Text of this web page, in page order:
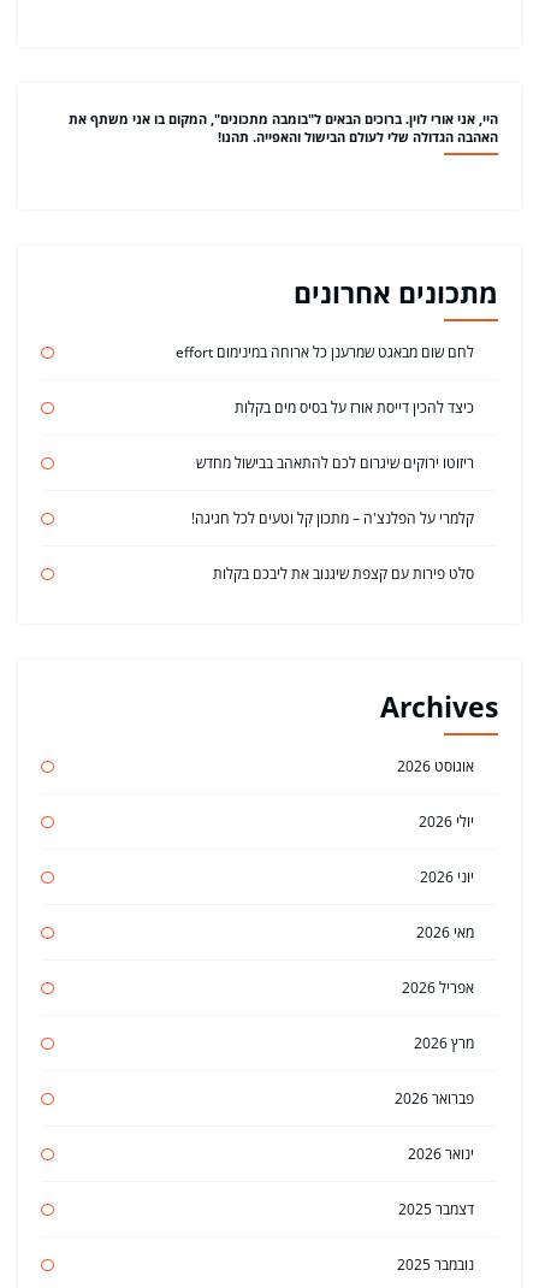
היי, אני אורי לוין. ברוכים הבאים ל"בומבה מתכונים", המקום בו אני משתף את
האהבה הגדולה שלי לעולם הבישול והאפייה. תהנו!
מתכונים אחרונים
לחם שום מבאגט שמרענן כל ארוחה במינימום effort
כיצד להכין דייסת אורז על בסיס מים בקלות
ריזוטו ירוקים שיגרום לכם להתאהב בבישול מחדש
קלמרי על הפלנצ'ה – מתכון קל וטעים לכל חגיגה!
סלט פירות עם קצפת שיגנוב את ליבכם בקלות
Archives
אוגוסט 2026
יולי 2026
יוני 2026
מאי 2026
אפריל 2026
מרץ 2026
פברואר 2026
ינואר 2026
דצמבר 2025
נובמבר 2025